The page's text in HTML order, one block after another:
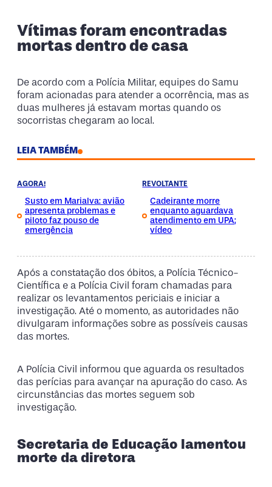
Vítimas foram encontradas
mortas dentro de casa
De acordo com a Polícia Militar, equipes do Samu
foram acionadas para atender a ocorrência, mas as
duas mulheres já estavam mortas quando os
socorristas chegaram ao local.
LEIA TAMBÉM
AGORA!
Susto em Marialva: avião
apresenta problemas e
piloto faz pouso de
emergência
REVOLTANTE
Cadeirante morre
enquanto aguardava
atendimento em UPA;
vídeo
Após a constatação dos óbitos, a Polícia Técnico-
Científica e a Polícia Civil foram chamadas para
realizar os levantamentos periciais e iniciar a
investigação. Até o momento, as autoridades não
divulgaram informações sobre as possíveis causas
das mortes.
A Polícia Civil informou que aguarda os resultados
das perícias para avançar na apuração do caso. As
circunstâncias das mortes seguem sob
investigação.
Secretaria de Educação lamentou
morte da diretora